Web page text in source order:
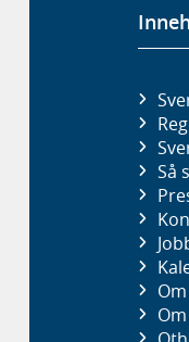
Så